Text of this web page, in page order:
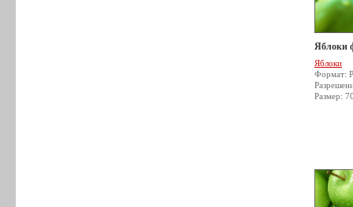
Яблоки
Яблоки
Формат:
Размер: